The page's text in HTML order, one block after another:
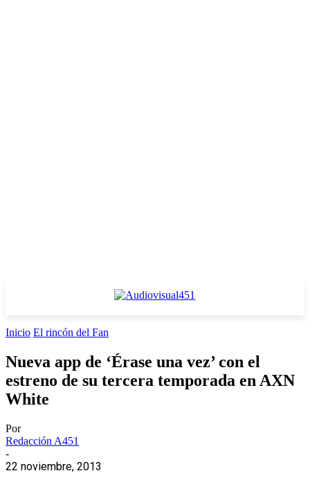
Inicio El rincón del Fan
Nueva app de ‘Érase una vez’ con el
estreno de su tercera temporada en AXN
White
Por
Redacción A451
-
22 noviembre, 2013